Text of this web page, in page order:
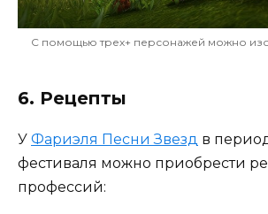
С помощью трех+ персонажей можно
6. Рецепты
У Фариэля Песни Звезд в
фестиваля можно приобрести
профессий: